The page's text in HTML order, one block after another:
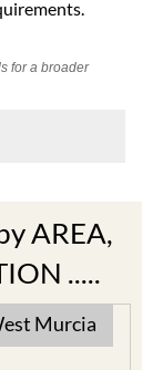
for a broader
AREA,
.....
Murcia